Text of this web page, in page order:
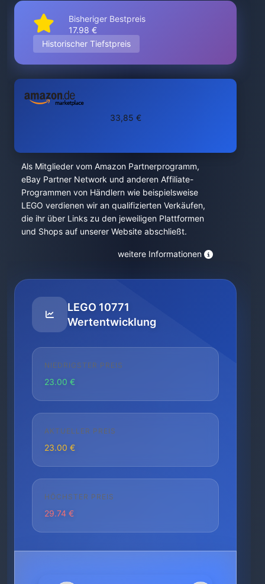
Bisheriger Bestpreis
17.98 €
Historischer Tiefstpreis
33,85 €
Als Mitglieder vom Amazon Partnerprogramm,
eBay Partner Network und anderen Affiliate-
Programmen von Händlern wie beispielsweise
LEGO verdienen wir an qualifizierten Verkäufen,
die ihr über Links zu den jeweiligen Plattformen
und Shops auf unserer Website abschließt.
weitere Informationen
LEGO 10771
Wertentwicklung
NIEDRIGSTER PREIS
23.00 €
AKTUELLER PREIS
23.00 €
HÖCHSTER PREIS
29.74 €